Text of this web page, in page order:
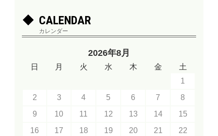
CALENDAR
カレンダー
2026年8月
日 月 火 水 木 金
土
1
2
3 4 5 6 7
8
9
10 11 12 13 14
15
16
17 18 19 20 21
22